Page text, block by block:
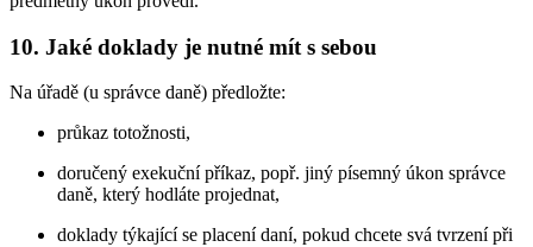
10. Jaké doklady je nutné mít s sebou
Na úřadě (u správce daně) předložte:
průkaz totožnosti,
doručený exekuční příkaz, popř. jiný písemný úkon správce
daně, který hodláte projednat,
doklady týkající se placení daní, pokud chcete svá tvrzení při